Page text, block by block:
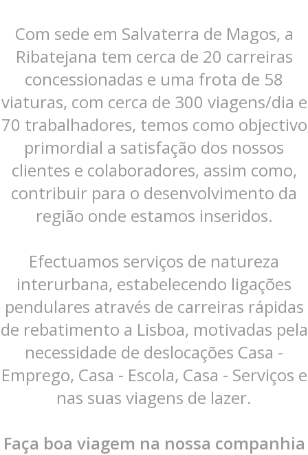
Com sede em Salvaterra de Magos, a
Ribatejana tem cerca de 20 carreiras
concessionadas e uma frota de 58
viaturas, com cerca de 300 viagens/dia e
70 trabalhadores, temos como objectivo
primordial a satisfação dos nossos
clientes e colaboradores, assim como,
contribuir para o desenvolvimento da
região onde estamos inseridos.
Efectuamos serviços de natureza
interurbana, estabelecendo ligações
pendulares através de carreiras rápidas
de rebatimento a Lisboa, motivadas pela
necessidade de deslocações Casa -
Emprego, Casa - Escola, Casa - Serviços e
nas suas viagens de lazer.
Faça boa viagem na nossa companhia